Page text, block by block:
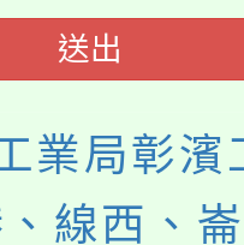
送出
業局彰濱
線西、